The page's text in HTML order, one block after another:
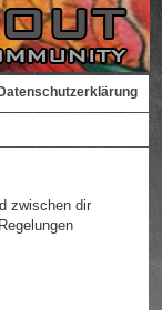
Datenschutzerklärung
zwischen dir